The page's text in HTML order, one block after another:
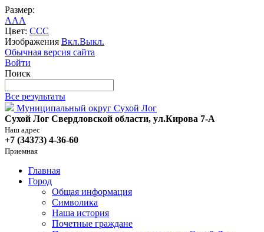
Размер:
AAA
Цвет: CCC
Изображения Вкл.Выкл.
Обычная версия сайта
Войти
Поиск
Все результаты
Муниципальный округ Сухой Лог
Сухой Лог Свердловской области, ул.Кирова 7-А
Наш адрес
+7 (34373) 4-36-60
Приемная
Главная
Город
Общая информация
Символика
Наша история
Почетные граждане